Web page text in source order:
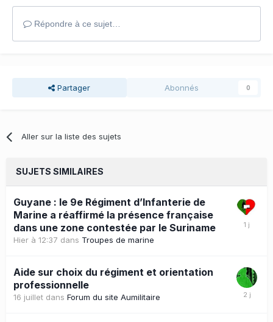
Répondre à ce sujet…
Partager Abonnés 0
Aller sur la liste des sujets
SUJETS SIMILAIRES
Guyane : le 9e Régiment d’Infanterie de
Marine a réaffirmé la présence française
dans une zone contestée par le Suriname
Hier à 12:37 dans Troupes de marine
Aide sur choix du régiment et orientation
professionnelle
16 juillet dans Forum du site Aumilitaire